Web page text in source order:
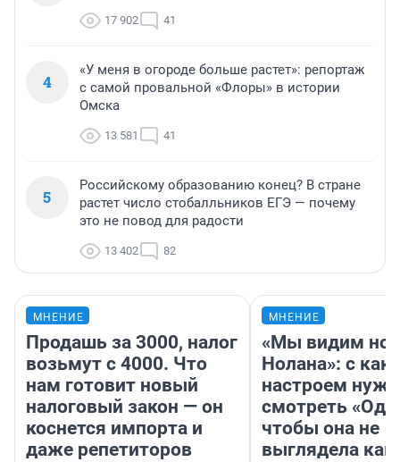
17 902 41
4
«У меня в огороде больше растет»: репортаж
с самой провальной «Флоры» в истории
Омска
13 581 41
5
Российскому образованию конец? В стране
растет число стобалльников ЕГЭ — почему
это не повод для радости
13 402 82
МНЕНИЕ
Продашь за 3000, налог
возьмут с 4000. Что
нам готовит новый
налоговый закон — он
коснется импорта и
даже репетиторов
МНЕНИЕ
«Мы видим
Нолана»: с
настроем
смотреть
чтобы она не
выглядела как